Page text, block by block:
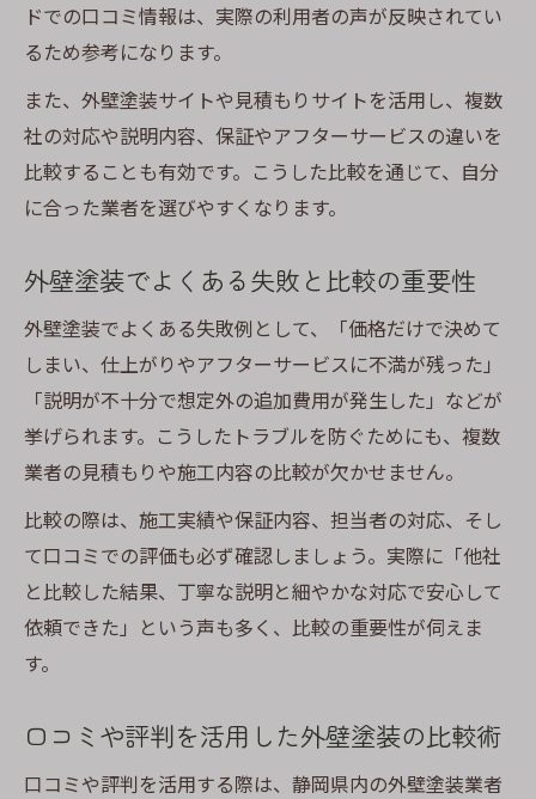
ドでの口コミ情報は、実際の利用者の声が反映されてい
るため参考になります。
また、外壁塗装サイトや見積もりサイトを活用し、複数
社の対応や説明内容、保証やアフターサービスの違いを
比較することも有効です。こうした比較を通じて、自分
に合った業者を選びやすくなります。
外壁塗装でよくある失敗と比較の重要性
外壁塗装でよくある失敗例として、「価格だけで決めて
しまい、仕上がりやアフターサービスに不満が残った」
「説明が不十分で想定外の追加費用が発生した」などが
挙げられます。こうしたトラブルを防ぐためにも、複数
業者の見積もりや施工内容の比較が欠かせません。
比較の際は、施工実績や保証内容、担当者の対応、そし
て口コミでの評価も必ず確認しましょう。実際に「他社
と比較した結果、丁寧な説明と細やかな対応で安心して
依頼できた」という声も多く、比較の重要性が伺えま
す。
口コミや評判を活用した外壁塗装の比較術
口コミや評判を活用する際は、静岡県内の外壁塗装業者